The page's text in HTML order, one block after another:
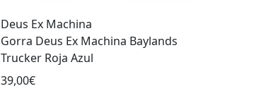
Deus Ex Machina
Gorra Deus Ex Machina Baylands
Trucker Roja Azul
39,00€